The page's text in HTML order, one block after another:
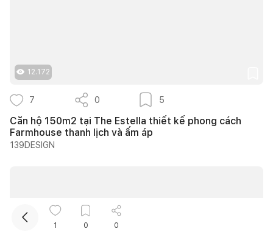
12.172
7 0 5
Căn hộ 150m2 tại The Estella thiết kế phong cách
Farmhouse thanh lịch và ấm áp
139DESIGN
1 0 0
Mua sắm hoàn thiện nhà